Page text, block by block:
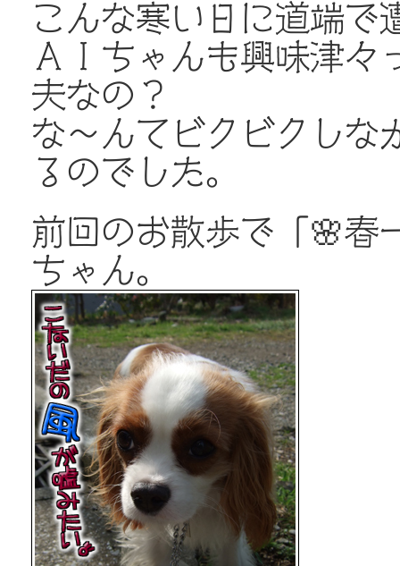
こんな寒い日に道端で
ＡＩちゃんも興味津々
夫なの？
な～んてビクビクしな
るのでした。
前回のお散歩で「🌸春
ちゃん。